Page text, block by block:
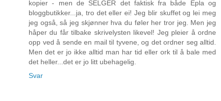
kopier - men de SELGER det faktisk fra både Epla og
bloggbutikker...ja, tro det eller ei! Jeg blir skuffet og lei meg
jeg også, så jeg skjønner hva du føler her tror jeg. Men jeg
håper du får tilbake skrivelysten likevel! Jeg pleier å ordne
opp ved å sende en mail til tyvene, og det ordner seg alltid.
Men det er jo ikke alltid man har tid eller ork til å bale med
det heller...det er jo litt ubehagelig.
Svar